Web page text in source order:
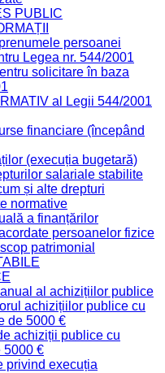
PUBLIC
persoanei
Legea nr. 544/2001
solicitare în baza
al Legii 544/2001
financiare (începând
(execuția bugetară)
salariale stabilite
și alte drepturi
normative
a finanțărilor
persoanelor fizice
patrimonial
al achizițiilor publice
achizițiilor publice cu
de 5000 €
achiziții publice cu
5000 €
privind execuția